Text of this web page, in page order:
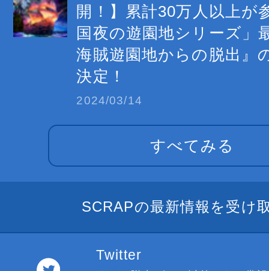
開！】累計30万人以上が
国夜の遊園地シリーズ」
海賊遊園地からの脱出』
決定！
2024/03/14
すべてみる
SCRAPの最新情報を受け
Twitter